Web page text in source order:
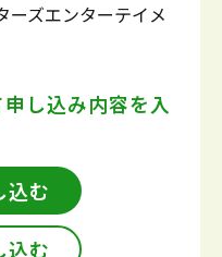
ーズエンターテイメ
申し込み内容を入
込む
込む